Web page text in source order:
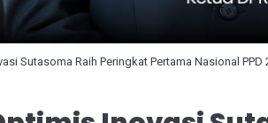
Sutasoma Raih Peringkat Pertama Nasional PPD